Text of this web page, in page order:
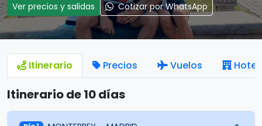
Ver precios y salidas Cotizar por WhatsApp
Itinerario Precios Vuelos
Itinerario de 10 días